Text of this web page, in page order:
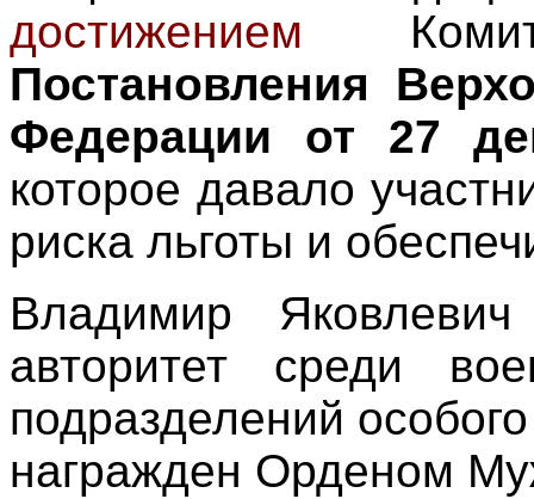
достижением
Постановления
Федерации от 27
которое давало
риска льготы и
Владимир
авторитет среди
подразделений
награжден Орденом